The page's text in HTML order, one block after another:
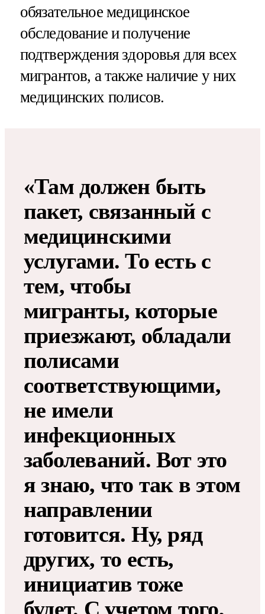
обязательное медицинское
обследование и получение
подтверждения здоровья для всех
мигрантов, а также наличие у них
медицинских полисов.
«Там должен быть
пакет, связанный с
медицинскими
услугами. То есть с
тем, чтобы
мигранты, которые
приезжают, обладали
полисами
соответствующими,
не имели
инфекционных
заболеваний. Вот это
я знаю, что так в этом
направлении
готовится. Ну, ряд
других, то есть,
инициатив тоже
будет. С учетом того,